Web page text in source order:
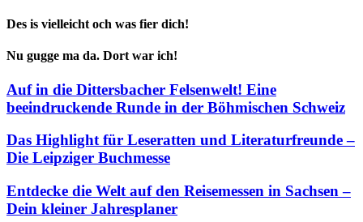
Des is vielleicht och was fier dich!
Nu gugge ma da. Dort war ich!
Auf in die Dittersbacher Felsenwelt! Eine
beeindruckende Runde in der Böhmischen Schweiz
Das Highlight für Leseratten und Literaturfreunde –
Die Leipziger Buchmesse
Entdecke die Welt auf den Reisemessen in Sachsen –
Dein kleiner Jahresplaner